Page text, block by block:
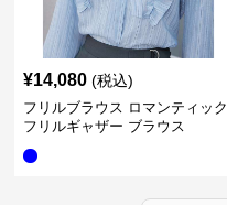
¥14,080 (税込)
フリルブラウス ロマンティック
フリルギャザー ブラウス